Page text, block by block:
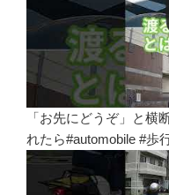
「お先にどうぞ」と横
れたら#automobile #歩